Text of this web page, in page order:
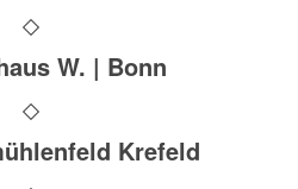
W. | Bonn
Krefeld